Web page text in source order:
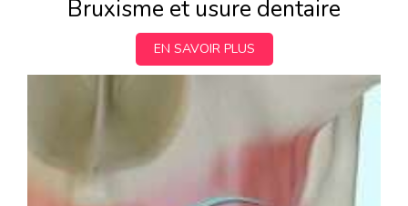
Bruxisme et usure dentaire
EN SAVOIR PLUS